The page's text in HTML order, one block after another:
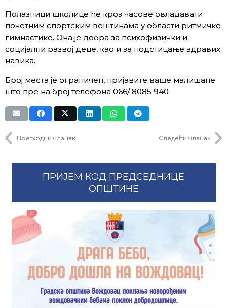
Полазници школице ће кроз часове овладавати
почетним спортским вештинама у области ритмичке
гимнастике. Она је добра за психофизички и
социјални развој деце, као и за подстицање здравих
навика.
Број места је ограничен, пријавите ваше малишане
што пре на број телефона 066/ 8085 940
Претходни чланак Следећи чланак
ПРИЈЕМ КОД ПРЕДСЕДНИЦЕ
ОПШТИНЕ